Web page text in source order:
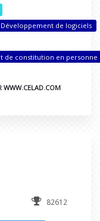
Développement de logiciels
de constitution en
WWW.CELAD.COM
82612